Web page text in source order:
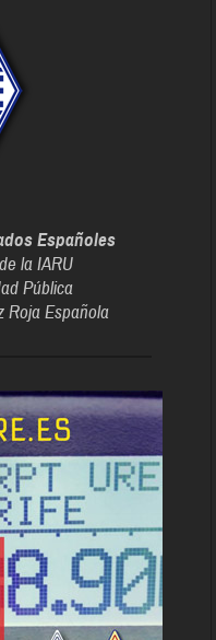
Españoles
la IARU
Pública
Roja Española